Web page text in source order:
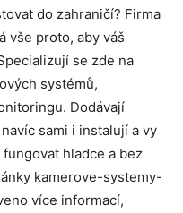
do zahraničí? Firma
vše proto, aby váš
se zde na
systémů,
Dodávají
sami i instalují a vy
hladce a bez
kamerove-systemy-
více informací,